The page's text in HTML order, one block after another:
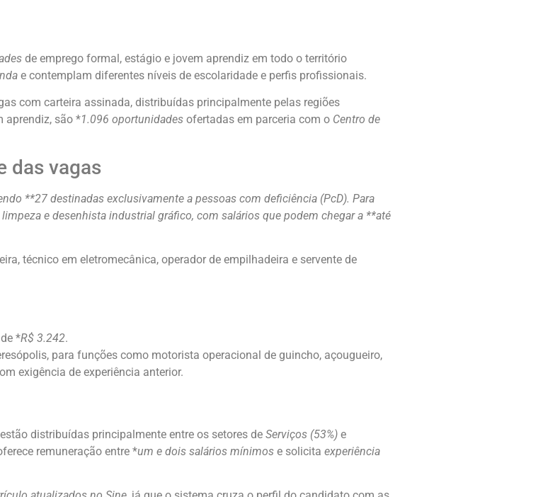
de emprego formal, estágio e jovem aprendiz em todo o território
e contemplam diferentes níveis de escolaridade e perfis profissionais.
com carteira assinada, distribuídas principalmente pelas regiões
aprendiz, são *1.096 oportunidades ofertadas em parceria com o Centro de
das vagas
**27 destinadas exclusivamente a pessoas com deficiência (PcD). Para
e desenhista industrial gráfico, com salários que podem chegar a **até
técnico em eletromecânica, operador de empilhadeira e servente de
*R$ 3.242.
para funções como motorista operacional de guincho, açougueiro,
exigência de experiência anterior.
distribuídas principalmente entre os setores de Serviços (53%) e
remuneração entre *um e dois salários mínimos e solicita experiência